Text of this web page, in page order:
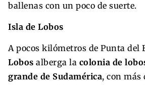
ballenas con un poco de suerte.
Isla de Lobos
A pocos kilómetros de Punta del
Lobos alberga la colonia de
grande de Sudamérica, con más